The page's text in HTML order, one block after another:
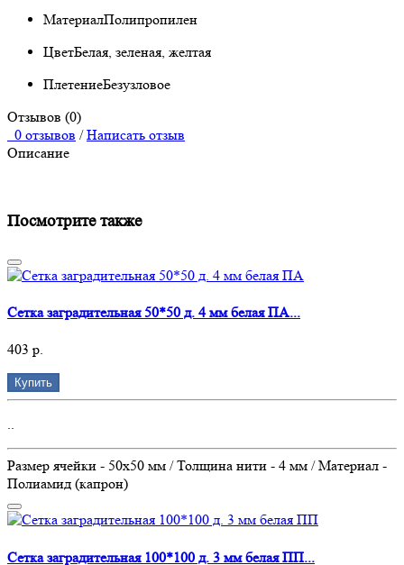
МатериалПолипропилен
ЦветБелая, зеленая, желтая
ПлетениеБезузловое
Отзывов (0)
0 отзывов / Написать отзыв
Описание
Посмотрите также
Сетка заградительная 50*50 д. 4 мм белая ПА...
403 р.
Купить
..
Размер ячейки - 50х50 мм / Толщина нити - 4 мм / Материал -
Полиамид (капрон)
Сетка заградительная 100*100 д. 3 мм белая ПП...